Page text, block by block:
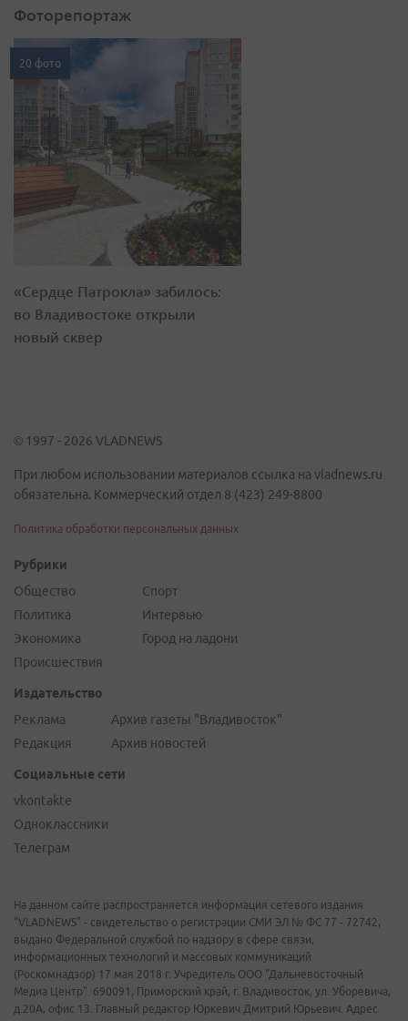
Фоторепортаж
20 фото
«Сердце Патрокла» забилось:
во Владивостоке открыли
новый сквер
© 1997 - 2026 VLADNEWS
При любом использовании материалов ссылка на vladnews.ru
обязательна. Коммерческий отдел 8 (423) 249-8800
Политика обработки персональных данных
Рубрики
Общество
Политика
Экономика
Происшествия
Спорт
Интервью
Город на ладони
Издательство
Реклама
Редакция
Архив газеты "Владивосток"
Архив новостей
Социальные сети
vkontakte
Одноклассники
Телеграм
На данном сайте распространяется информация сетевого издания
"VLADNEWS" - свидетельство о регистрации СМИ ЭЛ № ФС 77 - 72742,
выдано Федеральной службой по надзору в сфере связи,
информационных технологий и массовых коммуникаций
(Роскомнадзор) 17 мая 2018 г. Учредитель ООО "Дальневосточный
Медиа Центр". 690091, Приморский край, г. Владивосток, ул. Уборевича,
д.20А, офис 13. Главный редактор Юркевич Дмитрий Юрьевич. Адрес